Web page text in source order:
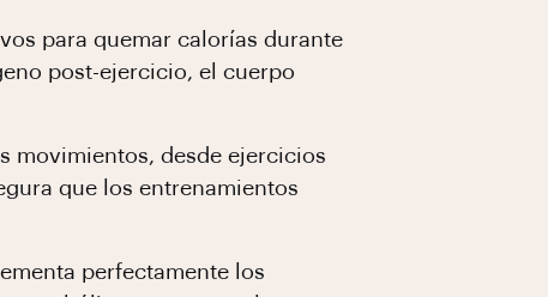
para quemar calorías durante
post-ejercicio, el cuerpo
movimientos, desde ejercicios
que los entrenamientos
perfectamente los